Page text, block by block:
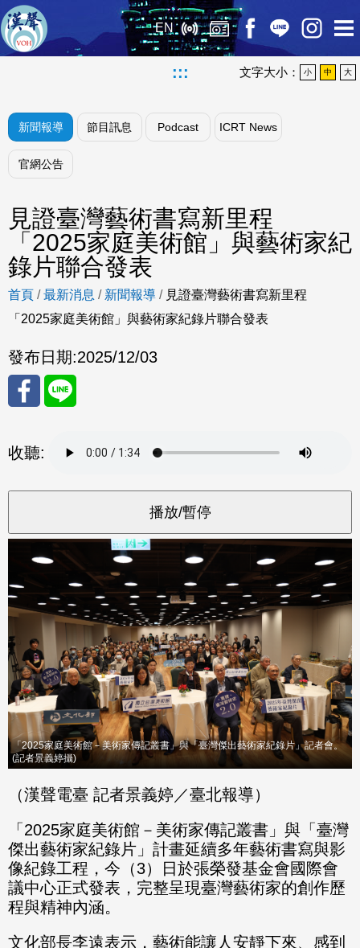
EN
::: 文字大小： 小 中 大
新聞報導 節目訊息 Podcast ICRT News
官網公告
見證臺灣藝術書寫新里程
「2025家庭美術館」與藝術家紀
錄片聯合發表
首頁 /最新消息 / 新聞報導 / 見證臺灣藝術書寫新里程
「2025家庭美術館」與藝術家紀錄片聯合發表
發布日期:2025/12/03
至
Fac
eBo
收聽:
「2025家庭美術館－美術家傳記叢書」與「臺灣傑出藝術家紀錄片」記者會。
(記者景義婷攝)
（漢聲電臺 記者景義婷／臺北報導）
「2025家庭美術館－美術家傳記叢書」與「臺灣
傑出藝術家紀錄片」計畫延續多年藝術書寫與影
像紀錄工程，今（3）日於張榮發基金會國際會
議中心正式發表，完整呈現臺灣藝術家的創作歷
程與精神內涵。
文化部長李遠表示，藝術能讓人安靜下來、感到